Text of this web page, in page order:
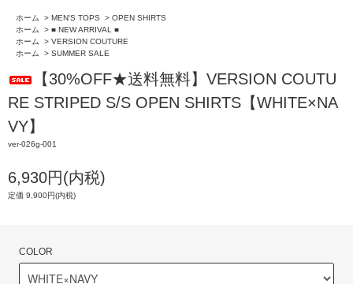
ホーム > MEN'S TOPS > OPEN SHIRTS
ホーム
> ■ NEW ARRIVAL ■
ホーム
> VERSION COUTURE
ホーム
> SUMMER SALE
【30%OFF★送料無料】VERSION COUTU
RE STRIPED S/S OPEN SHIRTS【WHITE×NA
VY】
ver-026g-001
6,930円(内税)
定価 9,900円(内税)
COLOR